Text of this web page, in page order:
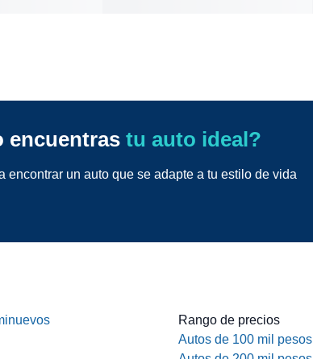
encuentras tu auto ideal?
encontrar un auto que se adapte a tu estilo de vida
Rango de precios
Autos de 100 mil pesos